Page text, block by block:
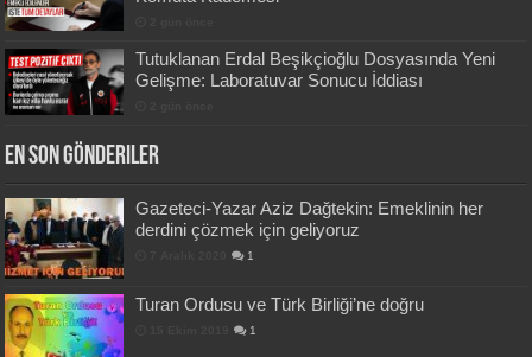
Tutuklanan Erdal Beşikçioğlu Dosyasında Yeni
Gelişme: Laboratuvar Sonucu İddiası
En Son Gönderiler
Gazeteci-Yazar Aziz Dağtekin: Emeklinin her
derdini çözmek için geliyoruz
1
Turan Ordusu ve Türk Birliği’ne doğru
1